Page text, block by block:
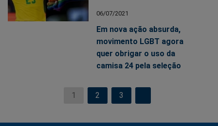
06/07/2021
Em nova ação absurda,
movimento LGBT agora
quer obrigar o uso da
camisa 24 pela seleção
1 2 3